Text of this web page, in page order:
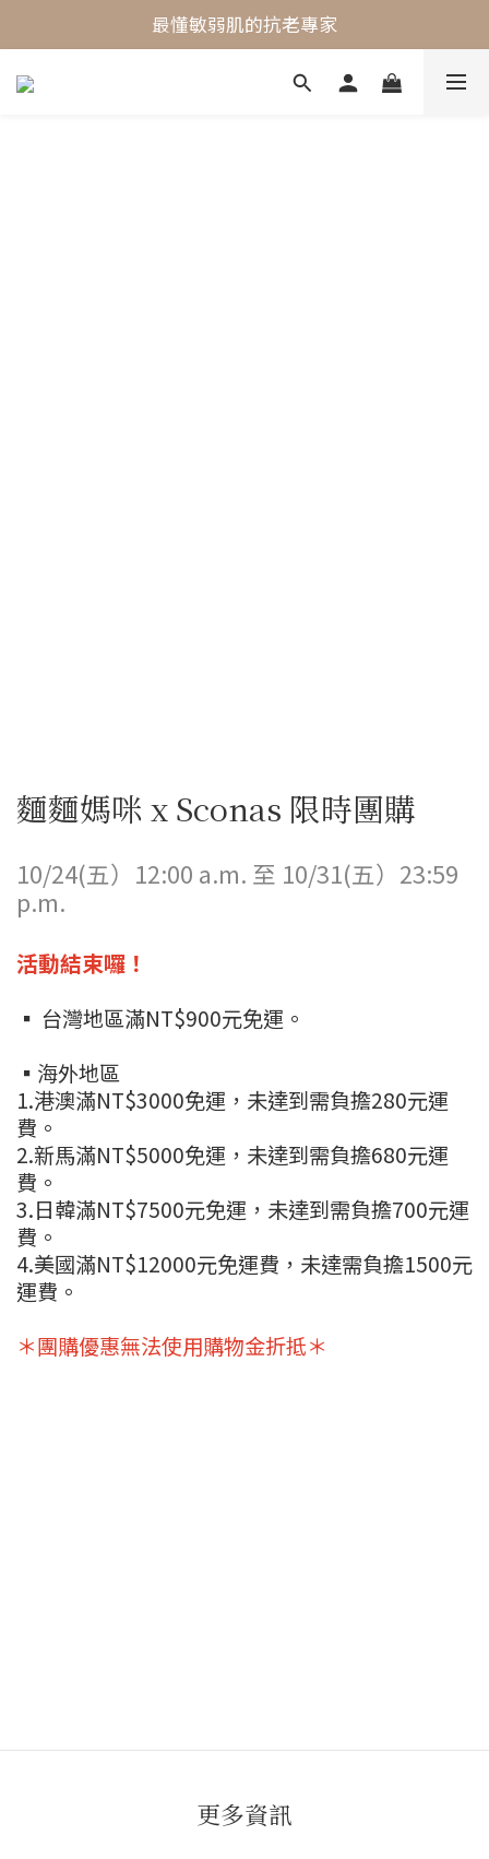
最懂敏弱肌的抗老專家
最懂敏弱肌的抗老專家
穩膚抗老保養首選
麵麵媽咪 x Sconas 限時團購
10/24(五）12:00 a.m. 至 10/31(五）23:59
p.m.
活動結束囉！
▪ 台灣地區滿NT$900元免運。
▪海外地區
1.港澳滿NT$3000免運，未達到需負擔280元運
費。
2.新馬滿NT$5000免運，未達到需負擔680元運
費。
3.日韓滿NT$7500元免運，未達到需負擔700元運
費。
4.美國滿NT$12000元免運費，未達需負擔1500元
運費。
＊團購優惠無法使用購物金折抵＊
更多資訊